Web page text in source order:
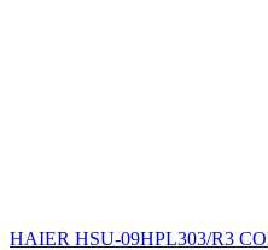
HAIER HSU-09HPL303/R3